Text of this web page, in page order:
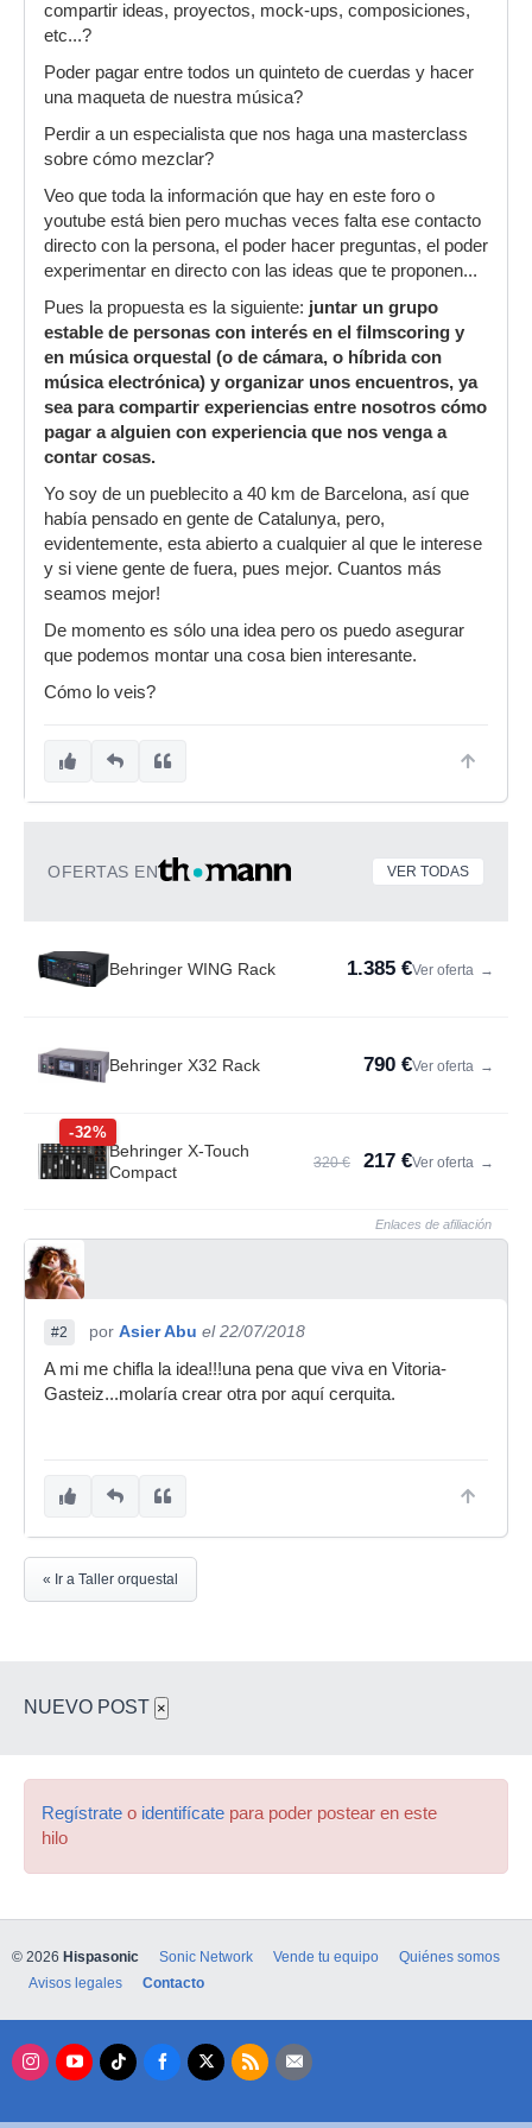
compartir ideas, proyectos, mock-ups, composiciones,
etc...?
Poder pagar entre todos un quinteto de cuerdas y hacer
una maqueta de nuestra música?
Perdir a un especialista que nos haga una masterclass
sobre cómo mezclar?
Veo que toda la información que hay en este foro o
youtube está bien pero muchas veces falta ese contacto
directo con la persona, el poder hacer preguntas, el poder
experimentar en directo con las ideas que te proponen...
Pues la propuesta es la siguiente: juntar un grupo
estable de personas con interés en el filmscoring y
en música orquestal (o de cámara, o híbrida con
música electrónica) y organizar unos encuentros, ya
sea para compartir experiencias entre nosotros cómo
pagar a alguien con experiencia que nos venga a
contar cosas.
Yo soy de un pueblecito a 40 km de Barcelona, así que
había pensado en gente de Catalunya, pero,
evidentemente, esta abierto a cualquier al que le interese
y si viene gente de fuera, pues mejor. Cuantos más
seamos mejor!
De momento es sólo una idea pero os puedo asegurar
que podemos montar una cosa bien interesante.
Cómo lo veis?
OFERTAS EN VER TODAS
Behringer WING Rack 1.385 €Ver oferta →
Behringer X32 Rack 790 €Ver oferta →
-32%
Behringer X-Touch
Compact
320 € 217 €Ver oferta →
Enlaces de afiliación
#2 por Asier Abu el 22/07/2018
A mi me chifla la idea!!!una pena que viva en Vitoria-
Gasteiz...molaría crear otra por aquí cerquita.
« Ir a Taller orquestal
NUEVO POST ×
Regístrate o identifícate para poder postear en este
hilo
© 2026 Hispasonic Sonic Network Vende tu equipo
Quiénes somos
Avisos legales
Contacto